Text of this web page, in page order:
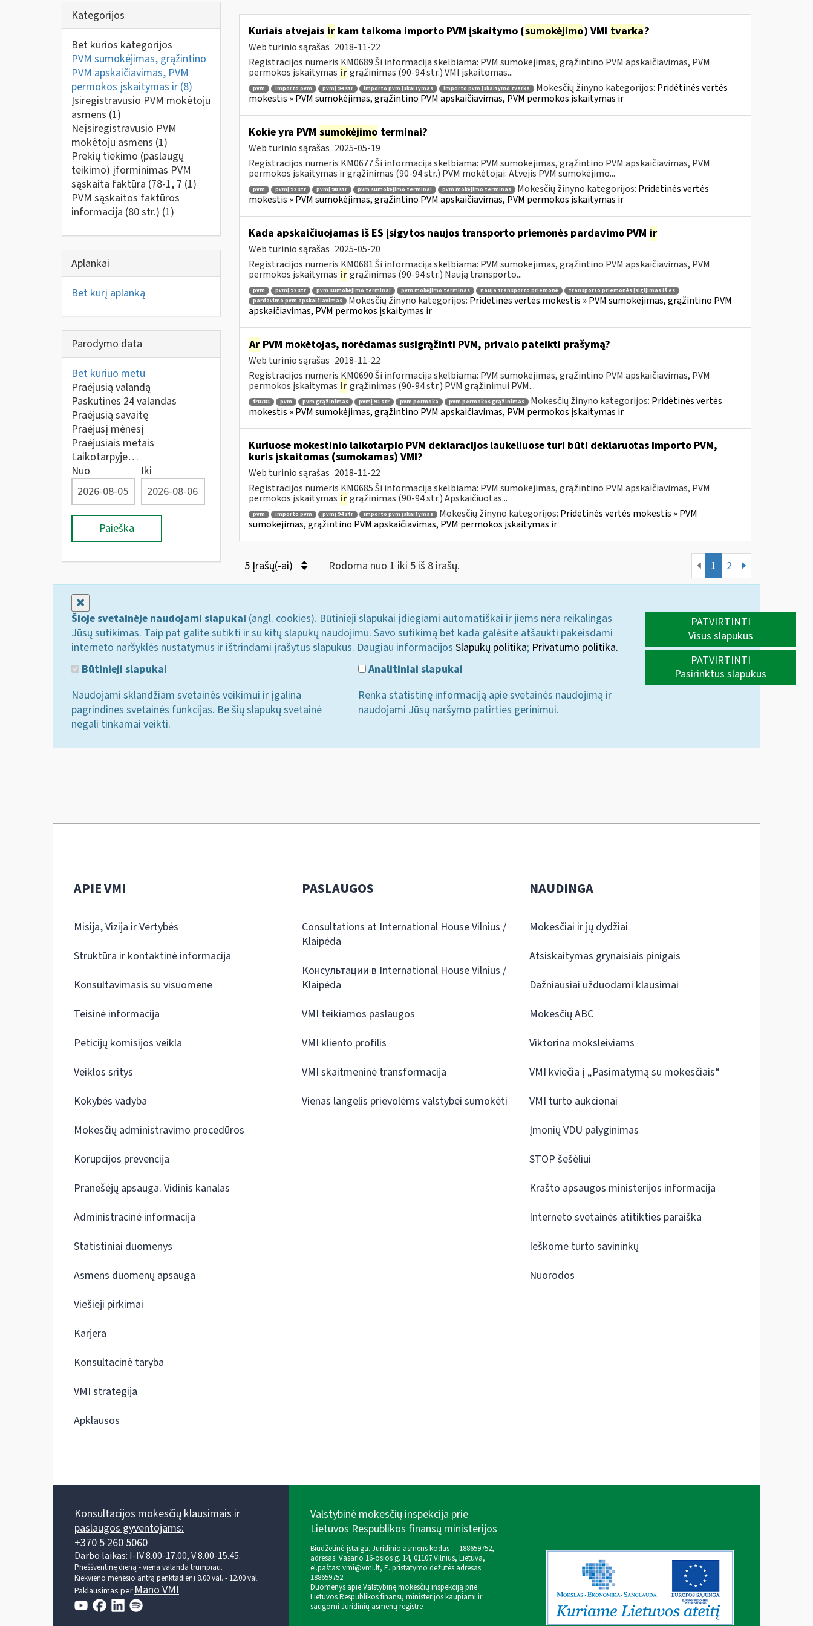
Kategorijos
Bet kurios kategorijos
PVM sumokėjimas, grąžintino
PVM apskaičiavimas, PVM
permokos įskaitymas ir (8)
Įsiregistravusio PVM mokėtoju
asmens (1)
Neįsiregistravusio PVM
mokėtoju asmens (1)
Prekių tiekimo (paslaugų
teikimo) įforminimas PVM
sąskaita faktūra (78-1, 7 (1)
PVM sąskaitos faktūros
informacija (80 str.) (1)
Aplankai
Bet kurį aplanką
Parodymo data
Bet kuriuo metu
Praėjusią valandą
Paskutines 24 valandas
Praėjusią savaitę
Praėjusį mėnesį
Praėjusiais metais
Laikotarpyje…
Nuo
Iki
Paieška
Kuriais atvejais irkam taikoma importo PVM įskaitymo (sumokėjimo) VMI tvarka?
Web turinio sąrašas 2018-11-22
Registracijos numeris KM0689 Ši informacija skelbiama: PVM sumokėjimas, grąžintino PVM apskaičiavimas, PVM
permokos įskaitymas ir grąžinimas (90-94 str.) VMI įskaitomas...
pvm importo pvm pvmį 94 str importo pvm įskaitymas importo pvm įskaitymo tvarka Mokesčių žinyno kategorijos: Pridėtinės vertės
mokestis » PVM sumokėjimas, grąžintino PVM apskaičiavimas, PVM permokos įskaitymas ir
Kokie yra PVM sumokėjimo terminai?
Web turinio sąrašas 2025-05-19
Registracijos numeris KM0677 Ši informacija skelbiama: PVM sumokėjimas, grąžintino PVM apskaičiavimas, PVM
permokos įskaitymas ir grąžinimas (90-94 str.) PVM mokėtojai: Atvejis PVM sumokėjimo...
pvm pvmį 92 str pvmį 90 str pvm sumokėjimo terminai pvm mokėjimo terminas Mokesčių žinyno kategorijos: Pridėtinės vertės
mokestis » PVM sumokėjimas, grąžintino PVM apskaičiavimas, PVM permokos įskaitymas ir
Kada apskaičiuojamas iš ES įsigytos naujos transporto priemonės pardavimo PVM ir
Web turinio sąrašas 2025-05-20
Registracijos numeris KM0681 Ši informacija skelbiama: PVM sumokėjimas, grąžintino PVM apskaičiavimas, PVM
permokos įskaitymas ir grąžinimas (90-94 str.) Naują transporto...
pvm pvmį 92 str pvm sumokėjimo terminai pvm mokėjimo terminas nauja transporto priemonė
transporto priemonės įsigijimas iš es
pardavimo pvm apskaičiavimas
Mokesčių žinyno kategorijos: Pridėtinės vertės mokestis » PVM sumokėjimas, grąžintino PVM
apskaičiavimas, PVM permokos įskaitymas ir
ArPVM mokėtojas, norėdamas susigrąžinti PVM, privalo pateikti prašymą?
Web turinio sąrašas 2018-11-22
Registracijos numeris KM0690 Ši informacija skelbiama: PVM sumokėjimas, grąžintino PVM apskaičiavimas, PVM
permokos įskaitymas ir grąžinimas (90-94 str.) PVM grąžinimui PVM...
fr0781 pvm pvm grąžinimas pvmį 91 str pvm permoka pvm permokos grąžinimas Mokesčių žinyno kategorijos: Pridėtinės vertės
mokestis » PVM sumokėjimas, grąžintino PVM apskaičiavimas, PVM permokos įskaitymas ir
Kuriuose mokestinio laikotarpio PVM deklaracijos laukeliuose turi būti deklaruotas importo PVM,
kuris įskaitomas (sumokamas) VMI?
Web turinio sąrašas 2018-11-22
Registracijos numeris KM0685 Ši informacija skelbiama: PVM sumokėjimas, grąžintino PVM apskaičiavimas, PVM
permokos įskaitymas ir grąžinimas (90-94 str.) Apskaičiuotas...
pvm importo pvm pvmį 94 str importo pvm įskaitymas Mokesčių žinyno kategorijos: Pridėtinės vertės mokestis » PVM
sumokėjimas, grąžintino PVM apskaičiavimas, PVM permokos įskaitymas ir
5 Įrašų(-ai) Rodoma nuo 1 iki 5 iš 8 irašų. 1 2
Šioje svetainėje naudojami slapukai (angl. cookies). Būtinieji slapukai įdiegiami automatiškai ir jiems nėra reikalingas
Jūsų sutikimas. Taip pat galite sutikti ir su kitų slapukų naudojimu. Savo sutikimą bet kada galėsite atšaukti pakeisdami
interneto naršyklės nustatymus ir ištrindami įrašytus slapukus. Daugiau informacijos Slapukų politika; Privatumo politika.
Būtinieji slapukai
Naudojami sklandžiam svetainės veikimui ir įgalina
pagrindines svetainės funkcijas. Be šių slapukų svetainė
negali tinkamai veikti.
Analitiniai slapukai
Renka statistinę informaciją apie svetainės naudojimą ir
naudojami Jūsų naršymo patirties gerinimui.
PATVIRTINTI
Visus slapukus
PATVIRTINTI
Pasirinktus slapukus
APIE VMI
Misija, Vizija ir Vertybės
Struktūra ir kontaktinė informacija
Konsultavimasis su visuomene
Teisinė informacija
Peticijų komisijos veikla
Veiklos sritys
Kokybės vadyba
Mokesčių administravimo procedūros
Korupcijos prevencija
Pranešėjų apsauga. Vidinis kanalas
Administracinė informacija
Statistiniai duomenys
Asmens duomenų apsauga
Viešieji pirkimai
Karjera
Konsultacinė taryba
VMI strategija
Apklausos
PASLAUGOS
Consultations at International House Vilnius /
Klaipėda
Консультации в International House Vilnius /
Klaipėda
VMI teikiamos paslaugos
VMI kliento profilis
VMI skaitmeninė transformacija
Vienas langelis prievolėms valstybei sumokėti
NAUDINGA
Mokesčiai ir jų dydžiai
Atsiskaitymas grynaisiais pinigais
Dažniausiai užduodami klausimai
Mokesčių ABC
Viktorina moksleiviams
VMI kviečia į „Pasimatymą su mokesčiais“
VMI turto aukcionai
Įmonių VDU palyginimas
STOP šešėliui
Krašto apsaugos ministerijos informacija
Interneto svetainės atitikties paraiška
Ieškome turto savininkų
Nuorodos
Konsultacijos mokesčių klausimais ir
paslaugos gyventojams:
+370 5 260 5060
Darbo laikas: I-IV 8.00-17.00, V 8.00-15.45.
Prieššventinę dieną - viena valanda trumpiau.
Kiekvieno mėnesio antrą penktadienį 8.00 val. - 12.00 val.
Paklausimas perMano VMI
Valstybinė mokesčių inspekcija prie
Lietuvos Respublikos finansų ministerijos
Biudžetinė įstaiga. Juridinio asmens kodas — 188659752,
adresas: Vasario 16-osios g. 14, 01107 Vilnius, Lietuva,
el.paštas: vmi@vmi.lt, E. pristatymo dėžutės adresas
188659752
Duomenys apie Valstybinę mokesčių inspekciją prie
Lietuvos Respublikos finansų ministerijos kaupiami ir
saugomi Juridinių asmenų registre